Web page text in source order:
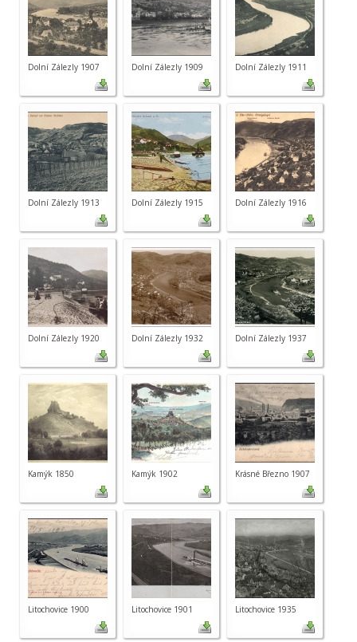
Dolní Zálezly 1907 Dolní Zálezly 1909 Dolní Zálezly 1911
Dolní Zálezly 1913 Dolní Zálezly 1915 Dolní Zálezly 1916
Dolní Zálezly 1920 Dolní Zálezly 1932 Dolní Zálezly 1937
Kamýk 1850 Kamýk 1902 Krásné Březno 1907
Litochovice 1900 Litochovice 1901 Litochovice 1935